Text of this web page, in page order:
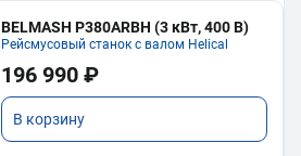
BELMASH P380ARBH (3 кВт, 400 В)
Рейсмусовый станок с валом Helical
196 990 ₽
В корзину